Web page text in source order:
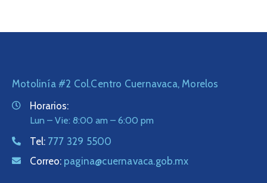
Motolinía #2 Col.Centro Cuernavaca, Morelos
Horarios:
Lun – Vie: 8:00 am – 6:00 pm
Tel: 777 329 5500
Correo: pagina@cuernavaca.gob.mx